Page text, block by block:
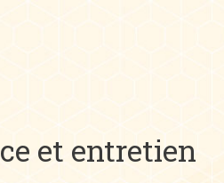
et entretien